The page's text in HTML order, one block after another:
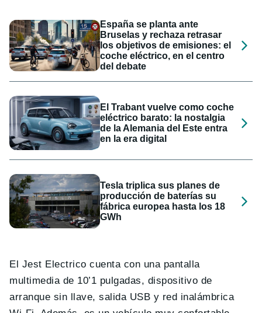
España se planta ante
Bruselas y rechaza retrasar
los objetivos de emisiones: el
coche eléctrico, en el centro
del debate
El Trabant vuelve como coche
eléctrico barato: la nostalgia
de la Alemania del Este entra
en la era digital
Tesla triplica sus planes de
producción de baterías su
fábrica europea hasta los 18
GWh
El Jest Electrico cuenta con una pantalla
multimedia de 10’1 pulgadas, dispositivo de
arranque sin llave, salida USB y red inalámbrica